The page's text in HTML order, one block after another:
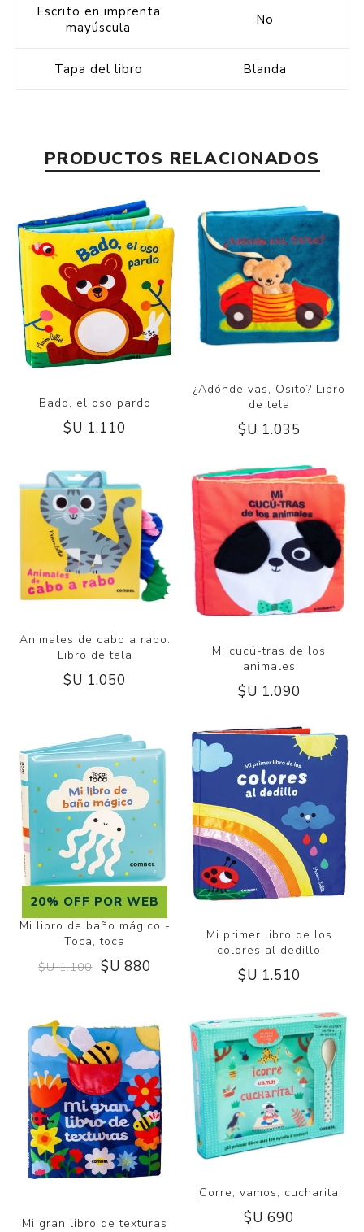
Escrito en imprenta
mayúscula
No
Tapa del libro Blanda
PRODUCTOS RELACIONADOS
Bado, el oso pardo
$U 1.110
¿Adónde vas, Osito? Libro
de tela
$U 1.035
Animales de cabo a rabo.
Libro de tela
$U 1.050
Mi cucú-tras de los
animales
$U 1.090
20% OFF POR WEB
Mi libro de baño mágico -
Toca, toca
$U 1.100 $U 880
Mi primer libro de los
colores al dedillo
$U 1.510
Mi gran libro de texturas
¡Corre, vamos, cucharita!
$U 690